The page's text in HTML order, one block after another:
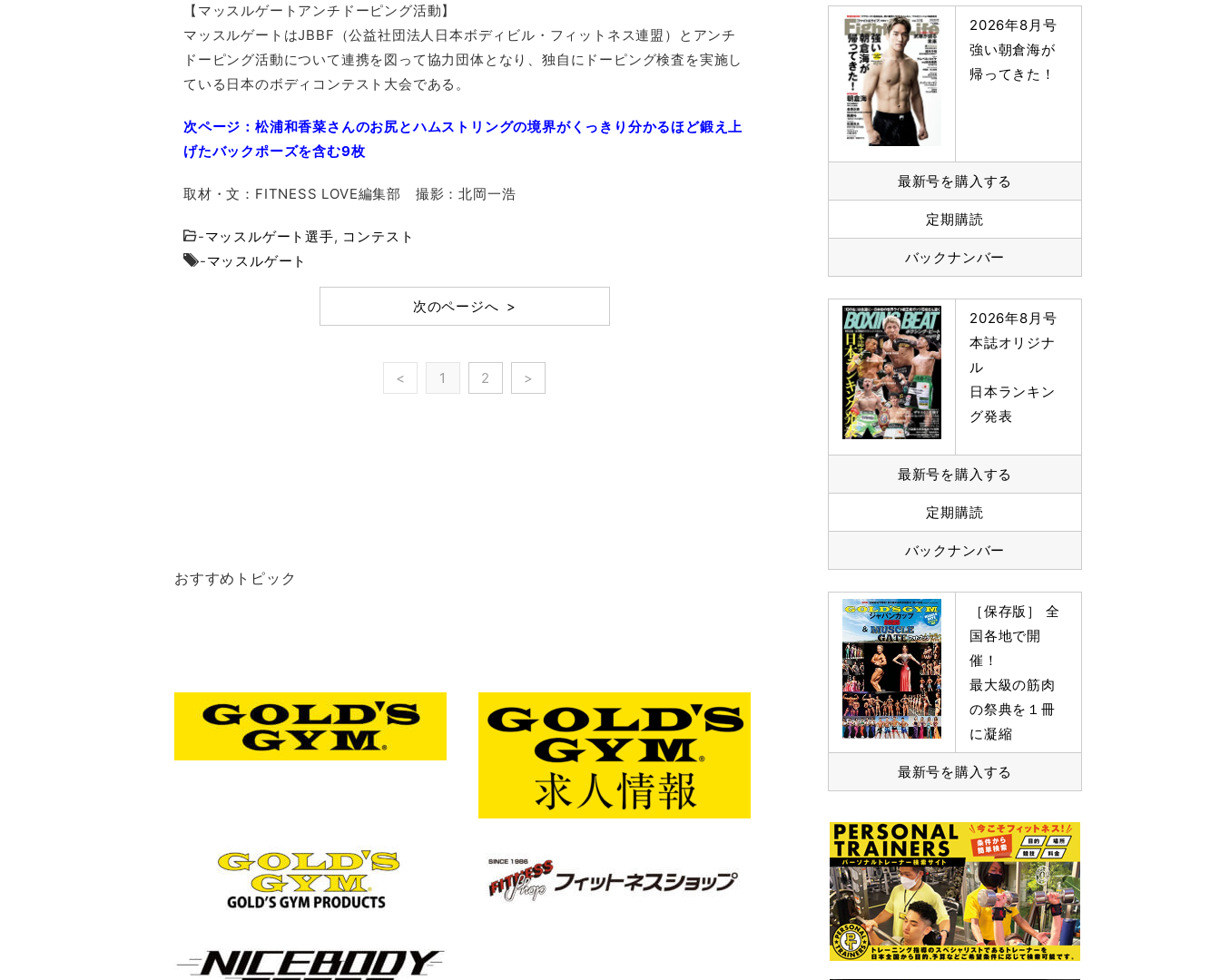
【マッスルゲートアンチドーピング活動】
マッスルゲートはJBBF（公益社団法人日本ボディビル・フィットネス連盟）とアンチ
ドーピング活動について連携を図って協力団体となり、独自にドーピング検査を実施し
ている日本のボディコンテスト大会である。
次ページ：松浦和香菜さんのお尻とハムストリングの境界がくっきり分かるほど鍛え上
げたバックポーズを含む9枚
取材・文：FITNESS LOVE編集部 撮影：北岡一浩
-マッスルゲート選手, コンテスト
-マッスルゲート
次のページへ >
< 1 2 >
おすすめトピック
2026年8月号
強い朝倉海が
帰ってきた！
最新号を購入する
定期購読
バックナンバー
2026年8月号
本誌オリジナ
ル
日本ランキン
グ発表
最新号を購入する
定期購読
バックナンバー
［保存版］ 全
国各地で開
催！
最大級の筋肉
の祭典を１冊
に凝縮
最新号を購入する